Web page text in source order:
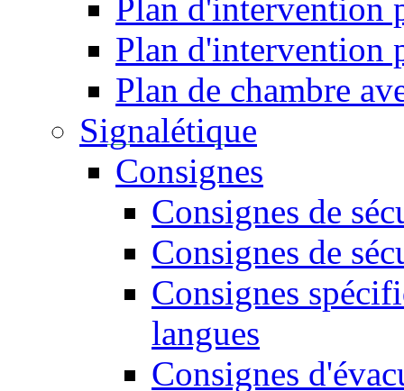
Plan d'intervention
Plan d'intervention
Plan de chambre
Signalétique
Consignes
Consignes de
Consignes de
Consignes
langues
Consignes